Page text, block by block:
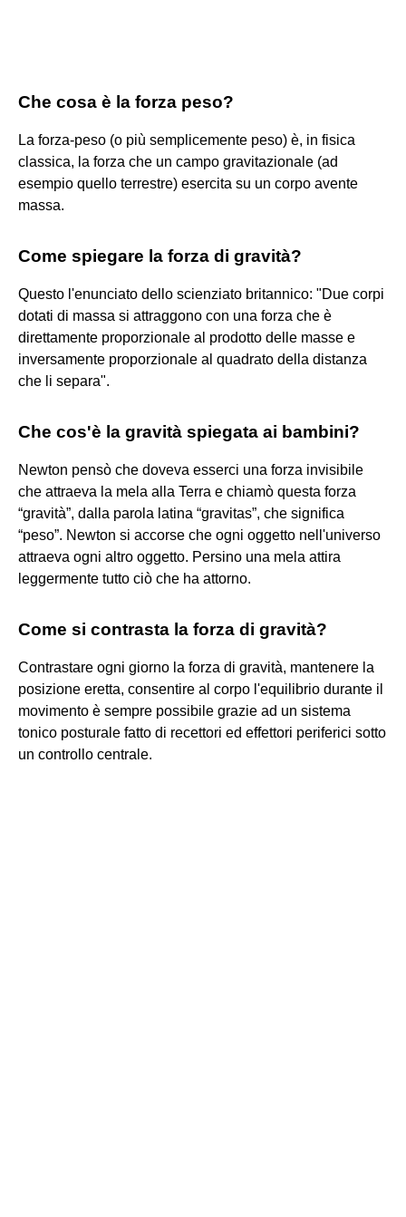
Che cosa è la forza peso?
La forza-peso (o più semplicemente peso) è, in fisica
classica, la forza che un campo gravitazionale (ad
esempio quello terrestre) esercita su un corpo avente
massa.
Come spiegare la forza di gravità?
Questo l'enunciato dello scienziato britannico: "Due corpi
dotati di massa si attraggono con una forza che è
direttamente proporzionale al prodotto delle masse e
inversamente proporzionale al quadrato della distanza
che li separa".
Che cos'è la gravità spiegata ai bambini?
Newton pensò che doveva esserci una forza invisibile
che attraeva la mela alla Terra e chiamò questa forza
“gravità”, dalla parola latina “gravitas”, che significa
“peso”. Newton si accorse che ogni oggetto nell'universo
attraeva ogni altro oggetto. Persino una mela attira
leggermente tutto ciò che ha attorno.
Come si contrasta la forza di gravità?
Contrastare ogni giorno la forza di gravità, mantenere la
posizione eretta, consentire al corpo l'equilibrio durante il
movimento è sempre possibile grazie ad un sistema
tonico posturale fatto di recettori ed effettori periferici sotto
un controllo centrale.